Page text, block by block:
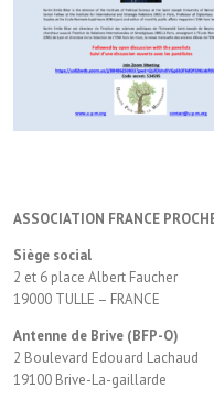
ASSOCIATION FRANCE
Siège social
2 et 6 place Albert Faucher
19000 TULLE – FRANCE
Antenne de Brive (BFP-O)
2 Boulevard Edouard Lachaud
19100 Brive-La-gaillarde